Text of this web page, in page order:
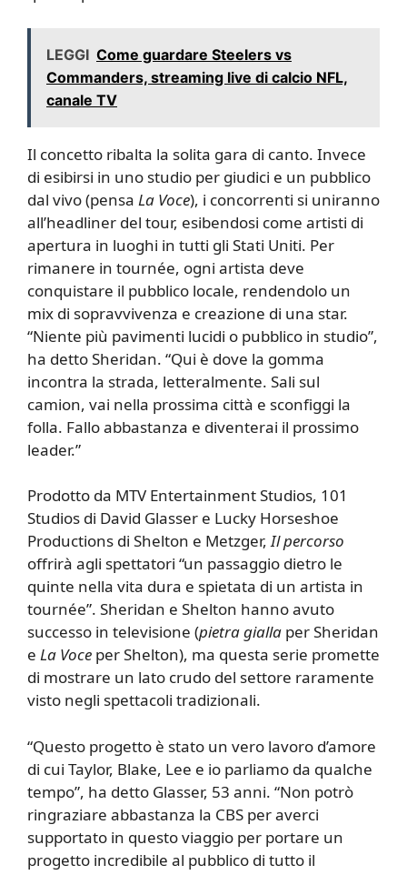
LEGGI Come guardare Steelers vs
Commanders, streaming live di calcio NFL,
canale TV
Il concetto ribalta la solita gara di canto. Invece
di esibirsi in uno studio per giudici e un pubblico
dal vivo (pensa La Voce), i concorrenti si uniranno
all’headliner del tour, esibendosi come artisti di
apertura in luoghi in tutti gli Stati Uniti. Per
rimanere in tournée, ogni artista deve
conquistare il pubblico locale, rendendolo un
mix di sopravvivenza e creazione di una star.
“Niente più pavimenti lucidi o pubblico in studio”,
ha detto Sheridan. “Qui è dove la gomma
incontra la strada, letteralmente. Sali sul
camion, vai nella prossima città e sconfiggi la
folla. Fallo abbastanza e diventerai il prossimo
leader.”
Prodotto da MTV Entertainment Studios, 101
Studios di David Glasser e Lucky Horseshoe
Productions di Shelton e Metzger,Il percorso
offrirà agli spettatori “un passaggio dietro le
quinte nella vita dura e spietata di un artista in
tournée”. Sheridan e Shelton hanno avuto
successo in televisione (pietra gialla per Sheridan
e La Voce per Shelton), ma questa serie promette
di mostrare un lato crudo del settore raramente
visto negli spettacoli tradizionali.
“Questo progetto è stato un vero lavoro d’amore
di cui Taylor, Blake, Lee e io parliamo da qualche
tempo”, ha detto Glasser, 53 anni. “Non potrò
ringraziare abbastanza la CBS per averci
supportato in questo viaggio per portare un
progetto incredibile al pubblico di tutto il